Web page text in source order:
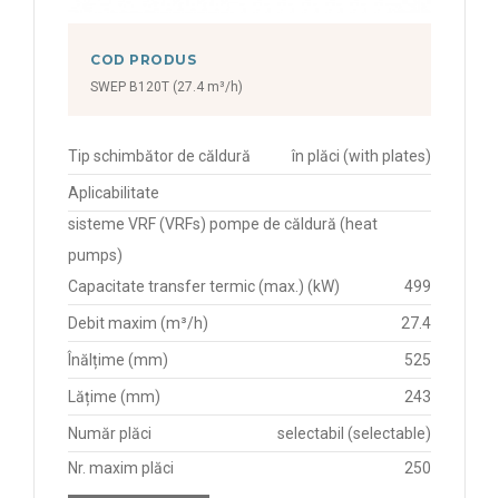
COD PRODUS
SWEP B120T (27.4 m³/h)
Tip schimbător de căldură în plăci (with plates)
Aplicabilitate
sisteme VRF (VRFs) pompe de căldură (heat
pumps)
Capacitate transfer termic (max.) (kW)
499
Debit maxim (m³/h) 27.4
Înălțime (mm) 525
Lățime (mm) 243
Număr plăci
selectabil (selectable)
Nr. maxim plăci
250